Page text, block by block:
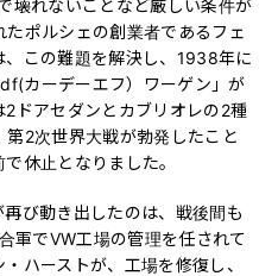
壊れないことなど厳しい条件が
ポルシェの創業者であるフェ
、この難題を解決し、1938年に
カーデーエフ）ワーゲン」が
ドアセダンとカブリオレの2種
2次世界大戦が勃発したこと
休止となりました。
び動き出したのは、戦後間も
軍でVW工場の管理を任されて
ハーストが、工場を修復し、